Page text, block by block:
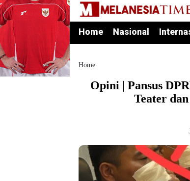
Home Nasional
Home
Opini | Pansus
Teater